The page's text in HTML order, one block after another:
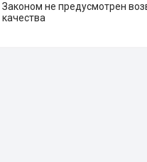
Законом не предусмотрен возврат и обмен данного товара надлежащего
качества